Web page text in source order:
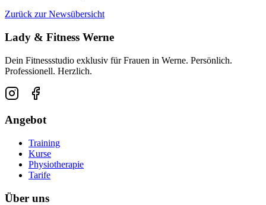
Zurück zur Newsübersicht
Lady & Fitness Werne
Dein Fitnessstudio exklusiv für Frauen in Werne. Persönlich.
Professionell. Herzlich.
Angebot
Training
Kurse
Physiotherapie
Tarife
Über uns